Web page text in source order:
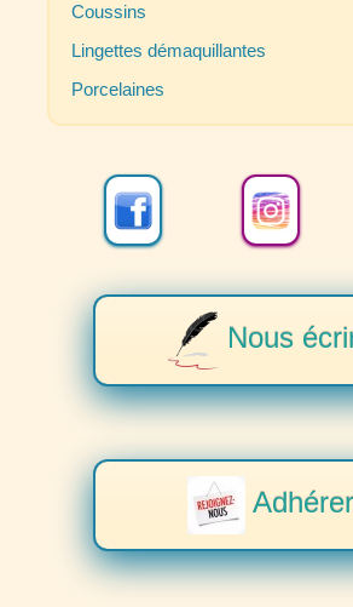
Coussins
Lingettes démaquillantes
Porcelaines
Nous
Adhérer